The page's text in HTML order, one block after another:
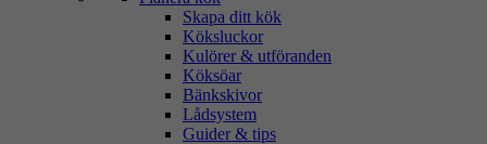
Skapa ditt kök
Köksluckor
Kulörer & utföranden
Köksöar
Bänkskivor
Lådsystem
Guider & tips